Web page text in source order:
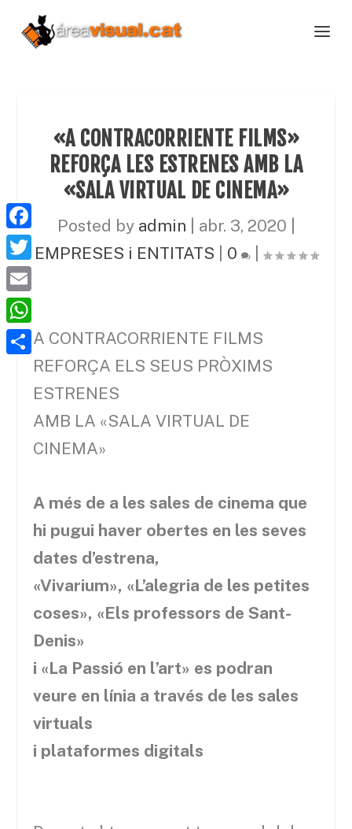
«A CONTRACORRIENTE FILMS»
REFORÇA LES ESTRENES AMB LA
«SALA VIRTUAL DE CINEMA»
Posted by admin abr. 3, 2020
EMPRESES i ENTITATS
0 |
A CONTRACORRIENTE FILMS
REFORÇA ELS SEUS PRÒXIMS
ESTRENES
AMB LA «SALA VIRTUAL DE
CINEMA»
A més de a les sales de cinema que
hi pugui haver obertes en les seves
dates d’estrena,
«Vivarium», «L’alegria de les petites
coses», «Els professors de Sant-
Denis»
i «La Passió en l’art» es podran
veure en línia a través de les sales
virtuals
i plataformes digitals
F
a
c
e
b
T
w
i
t
E
m
a
W
h